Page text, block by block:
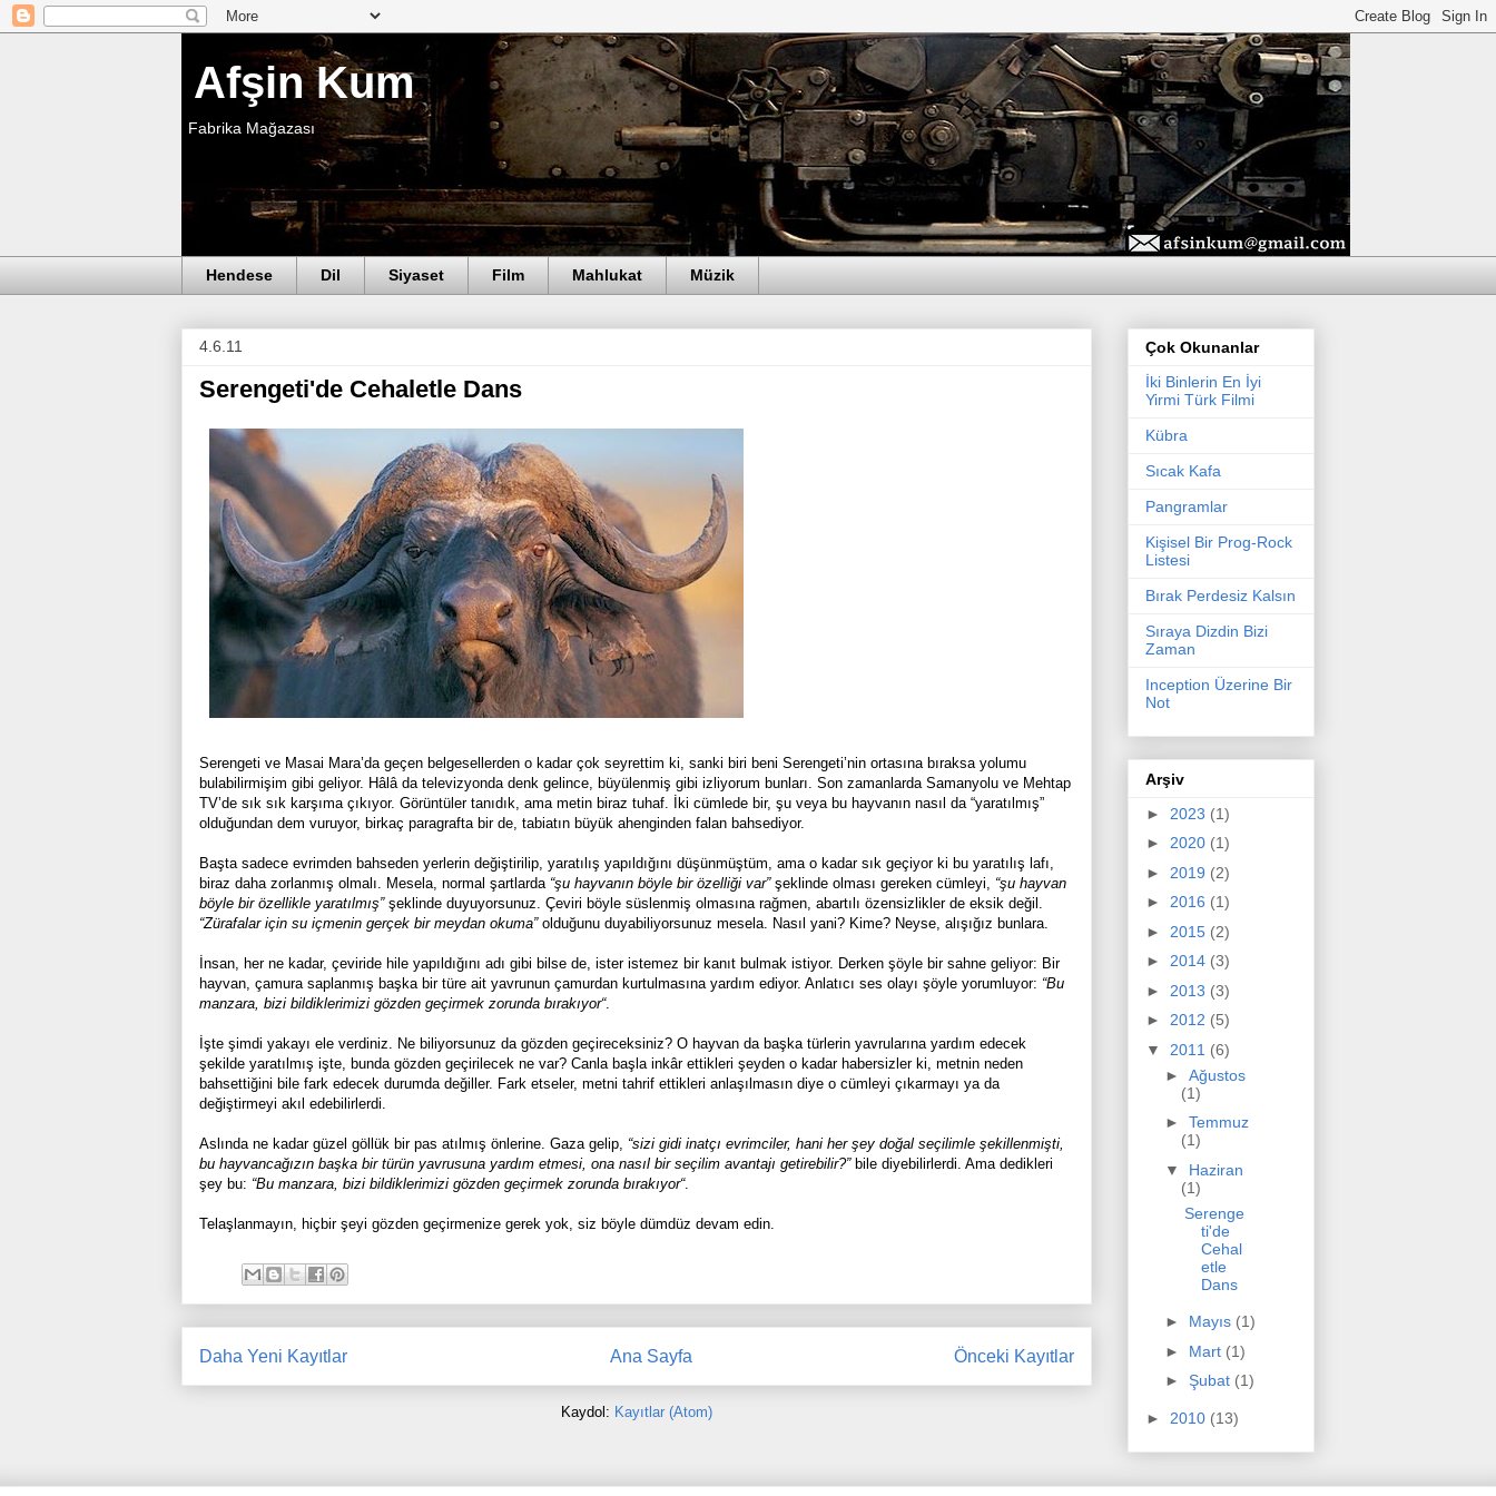
Afşin Kum
Fabrika Mağazası
Hendese Dil Siyaset Film Mahlukat Müzik
4.6.11
Serengeti'de Cehaletle Dans
Serengeti ve Masai Mara’da geçen belgesellerden o kadar çok seyrettim ki, sanki biri beni Serengeti’nin ortasına bıraksa yolumu
bulabilirmişim gibi geliyor. Hâlâ da televizyonda denk gelince, büyülenmiş gibi izliyorum bunları. Son zamanlarda Samanyolu ve Mehtap
TV’de sık sık karşıma çıkıyor. Görüntüler tanıdık, ama metin biraz tuhaf. İki cümlede bir, şu veya bu hayvanın nasıl da “yaratılmış”
olduğundan dem vuruyor, birkaç paragrafta bir de, tabiatın büyük ahenginden falan bahsediyor.
Başta sadece evrimden bahseden yerlerin değiştirilip, yaratılış yapıldığını düşünmüştüm, ama o kadar sık geçiyor ki bu yaratılış lafı,
biraz daha zorlanmış olmalı. Mesela, normal şartlarda “şu hayvanın böyle bir özelliği var”şeklinde olması gereken cümleyi, “şu hayvan
böyle bir özellikle yaratılmış”şeklinde duyuyorsunuz. Çeviri böyle süslenmiş olmasına rağmen, abartılı özensizlikler de eksik değil.
“Zürafalar için su içmenin gerçek bir meydan okuma”olduğunu duyabiliyorsunuz mesela. Nasıl yani? Kime? Neyse, alışığız bunlara.
İnsan, her ne kadar, çeviride hile yapıldığını adı gibi bilse de, ister istemez bir kanıt bulmak istiyor. Derken şöyle bir sahne geliyor: Bir
hayvan, çamura saplanmış başka bir türe ait yavrunun çamurdan kurtulmasına yardım ediyor. Anlatıcı ses olayı şöyle yorumluyor: “Bu
manzara, bizi bildiklerimizi gözden geçirmek zorunda bırakıyor“.
İşte şimdi yakayı ele verdiniz. Ne biliyorsunuz da gözden geçireceksiniz? O hayvan da başka türlerin yavrularına yardım edecek
şekilde yaratılmış işte, bunda gözden geçirilecek ne var? Canla başla inkâr ettikleri şeyden o kadar habersizler ki, metnin neden
bahsettiğini bile fark edecek durumda değiller. Fark etseler, metni tahrif ettikleri anlaşılmasın diye o cümleyi çıkarmayı ya da
değiştirmeyi akıl edebilirlerdi.
Aslında ne kadar güzel göllük bir pas atılmış önlerine. Gaza gelip, “sizi gidi inatçı evrimciler, hani her şey doğal seçilimle şekillenmişti,
bu hayvancağızın başka bir türün yavrusuna yardım etmesi, ona nasıl bir seçilim avantajı getirebilir?” bile diyebilirlerdi. Ama dedikleri
şey bu: “Bu manzara, bizi bildiklerimizi gözden geçirmek zorunda bırakıyor“.
Telaşlanmayın, hiçbir şeyi gözden geçirmenize gerek yok, siz böyle dümdüz devam edin.
Daha Yeni Kayıtlar Önceki Kayıtlar
Ana Sayfa
Kaydol: Kayıtlar (Atom)
Çok Okunanlar
İki Binlerin En İyi
Yirmi Türk Filmi
Kübra
Sıcak Kafa
Pangramlar
Kişisel Bir Prog-Rock
Listesi
Bırak Perdesiz Kalsın
Sıraya Dizdin Bizi
Zaman
Inception Üzerine Bir
Not
Arşiv
► 2023 (1)
► 2020 (1)
► 2019 (2)
► 2016 (1)
► 2015 (2)
► 2014 (3)
► 2013 (3)
► 2012 (5)
▼ 2011 (6)
► Ağustos
(1)
► Temmuz
(1)
▼ Haziran
(1)
Serenge
ti'de
Cehal
etle
Dans
► Mayıs (1)
► Mart (1)
► Şubat (1)
► 2010 (13)